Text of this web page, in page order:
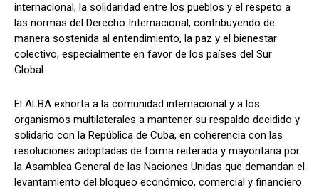
internacional, la solidaridad entre los pueblos y el respeto a
las normas del Derecho Internacional, contribuyendo de
manera sostenida al entendimiento, la paz y el bienestar
colectivo, especialmente en favor de los países del Sur
Global.
El ALBA exhorta a la comunidad internacional y a los
organismos multilaterales a mantener su respaldo decidido y
solidario con la República de Cuba, en coherencia con las
resoluciones adoptadas de forma reiterada y mayoritaria por
la Asamblea General de las Naciones Unidas que demandan el
levantamiento del bloqueo económico, comercial y financiero